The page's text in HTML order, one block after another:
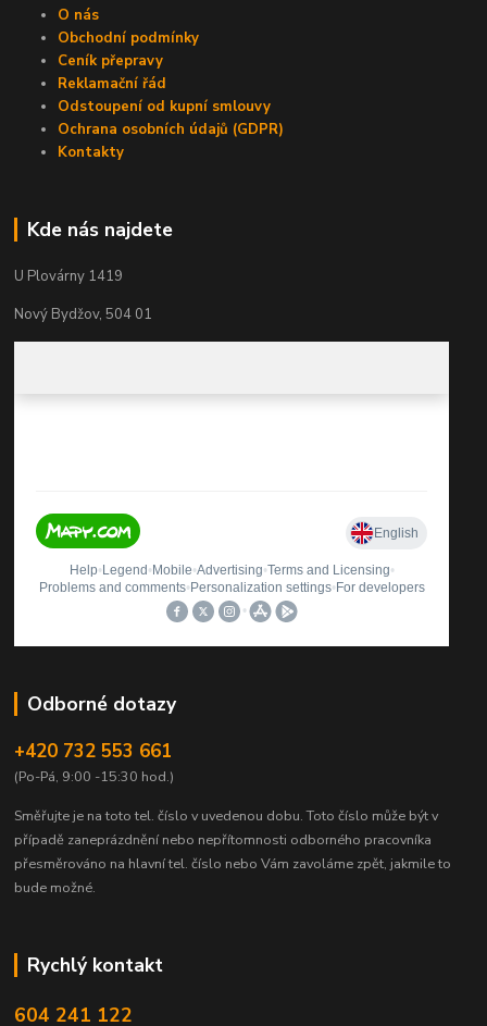
O nás
Obchodní podmínky
Ceník přepravy
Reklamační řád
Odstoupení od kupní smlouvy
Ochrana osobních údajů (GDPR)
Kontakty
Kde nás najdete
U Plovárny 1419
Nový Bydžov, 504 01
Odborné dotazy
+420 732 553 661
(Po-Pá, 9:00 -15:30 hod.)
Směřujte je na toto tel. číslo v uvedenou dobu. Toto číslo může být v
případě zaneprázdnění nebo nepřítomnosti odborného pracovníka
přesměrováno na hlavní tel. číslo nebo Vám zavoláme zpět, jakmile to
bude možné.
Rychlý kontakt
604 241 122